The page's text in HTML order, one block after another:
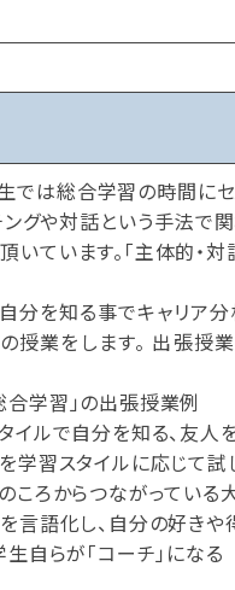
では総合学習の時間にセ
ングや対話という手法で
いています。「主体的・
分を知る事でキャリア
授業をします。 出張授
合学習」の出張授業例
イルで自分を知る、友人
学習スタイルに応じて試
ころからつながってい
言語化し、自分の好き
自らが「コーチ」になる